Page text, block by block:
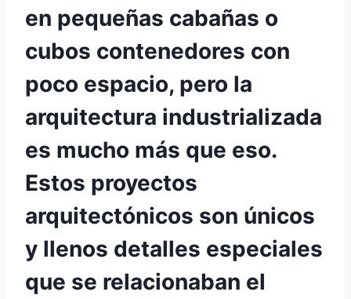
en pequeñas cabañas o
cubos contenedores con
poco espacio, pero la
arquitectura industrializada
es mucho más que eso.
Estos proyectos
arquitectónicos son únicos
y llenos detalles especiales
que se relacionaban el